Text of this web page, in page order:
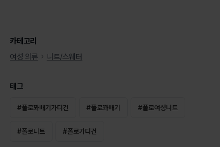
카테고리
여성 의류
니트/스웨터
태그
#폴로꽈배기가디건 #폴로꽈배기 #폴로여성니트
#폴로니트 #폴로가디건